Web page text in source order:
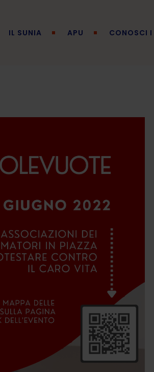
IL SUNIA APU CONOSCI